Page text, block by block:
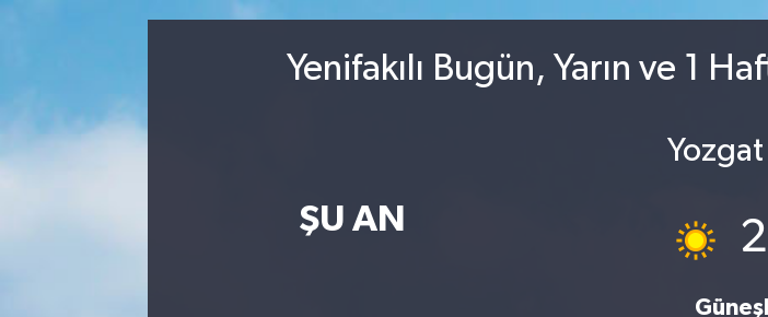
Yenifakılı Bugün, Yarın ve 1
ŞU AN
Yozgat